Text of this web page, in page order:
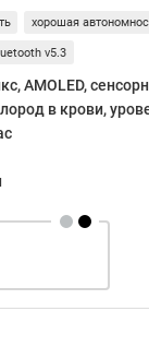
хорошая
v5.3
AMOLED,
в крови,